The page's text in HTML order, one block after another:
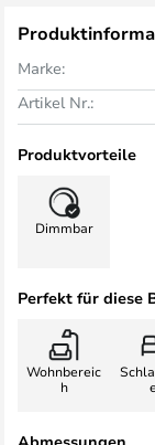
Marke:
Artikel Nr.:
Produktvorteile
Dimmbar
Perfekt für diese
Wohnbereic
h